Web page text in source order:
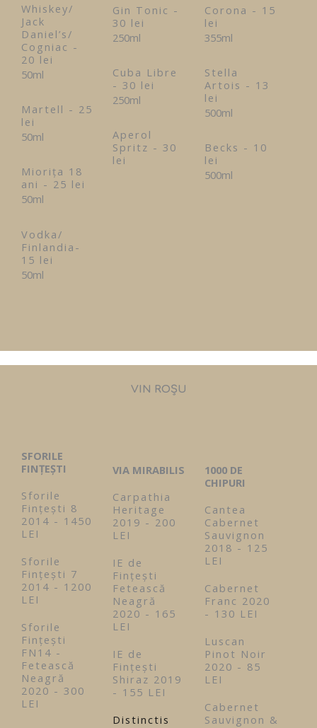
Whiskey/
Jack
Daniel’s/
Cogniac -
20 lei
50ml
Martell - 25
lei
50ml
Miorița 18
ani - 25 lei
50ml
Vodka/
Finlandia-
15 lei
50ml
Gin Tonic -
30 lei
250ml
Cuba Libre
- 30 lei
250ml
Aperol
Spritz - 30
lei
Corona - 15
lei
355ml
Stella
Artois - 13
lei
500ml
Becks - 10
lei
500ml
VIN ROȘU
SFORILE
FINȚEȘTI
Sforile
Fințești 8
2014 - 1450
LEI
Sforile
Fințești 7
2014 - 1200
LEI
Sforile
Fințești
FN14 -
Fetească
Neagră
2020 - 300
LEI
VIA MIRABILIS
Carpathia
Heritage
2019 - 200
LEI
IE de
Fințești
Fetească
Neagră
2020 - 165
LEI
IE de
Fințești
Shiraz 2019
- 155 LEI
Distinctis
1000 DE
CHIPURI
Cantea
Cabernet
Sauvignon
2018 - 125
LEI
Cabernet
Franc 2020
- 130 LEI
Luscan
Pinot Noir
2020 - 85
LEI
Cabernet
Sauvignon &